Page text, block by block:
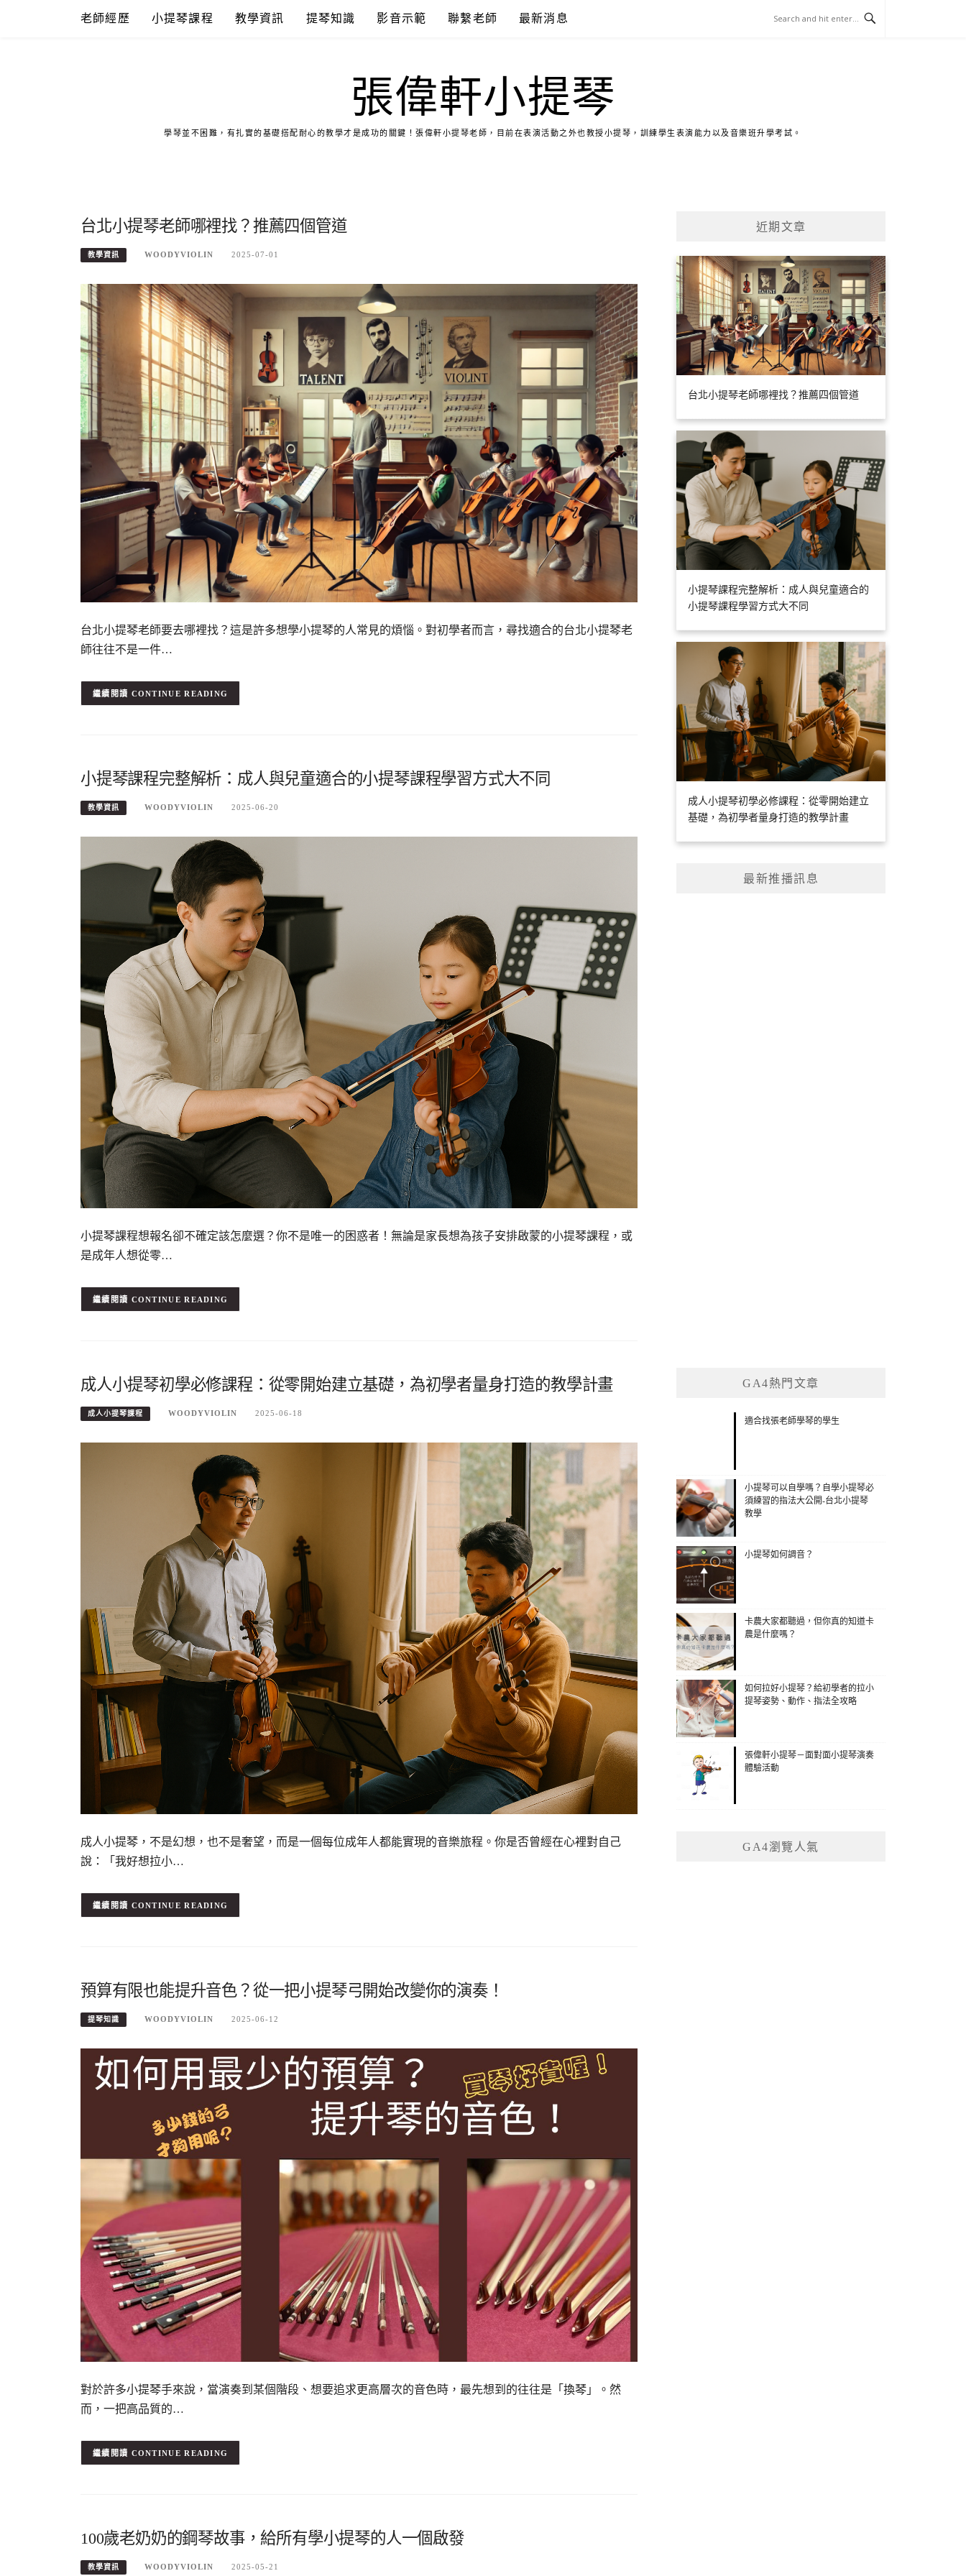
老師經歷 小提琴課程 教學資訊 提琴知識 影音示範 聯繫老師 最新消息
張偉軒小提琴
學琴並不困難，有扎實的基礎搭配耐心的教學才是成功的關鍵！張偉軒小提琴老師，目前在表演活動之外也教授小提琴，訓練學生表演能力以及音樂班升學考試。
台北小提琴老師哪裡找？推薦四個管道
教學資訊 WOODYVIOLIN 2025-07-01
台北小提琴老師要去哪裡找？這是許多想學小提琴的人常見的煩惱。對初學者而言，尋找適合的台北小提琴老
師往往不是一件…
CONTINUE READING
小提琴課程完整解析：成人與兒童適合的小提琴課程學習方式大不同
教學資訊 WOODYVIOLIN 2025-06-20
小提琴課程想報名卻不確定該怎麼選？你不是唯一的困惑者！無論是家長想為孩子安排啟蒙的小提琴課程，或
是成年人想從零…
CONTINUE READING
成人小提琴初學必修課程：從零開始建立基礎，為初學者量身打造的教學計畫
成人小提琴課程 WOODYVIOLIN 2025-06-18
成人小提琴，不是幻想，也不是奢望，而是一個每位成年人都能實現的音樂旅程。你是否曾經在心裡對自己
說：「我好想拉小…
CONTINUE READING
預算有限也能提升音色？從一把小提琴弓開始改變你的演奏！
提琴知識 WOODYVIOLIN 2025-06-12
對於許多小提琴手來說，當演奏到某個階段、想要追求更高層次的音色時，最先想到的往往是「換琴」。然
而，一把高品質的…
CONTINUE READING
100歲老奶奶的鋼琴故事，給所有學小提琴的人一個啟發
教學資訊 WOODYVIOLIN 2025-05-21
近期文章
台北小提琴老師哪裡找？推薦四個管道
小提琴課程完整解析：成人與兒童適合的
小提琴課程學習方式大不同
成人小提琴初學必修課程：從零開始建立
基礎，為初學者量身打造的教學計畫
最新推播訊息
GA4熱門文章
適合找張老師學琴的學生
小提琴可以自學嗎？自學小提琴必
須練習的指法大公開-台北小提琴
教學
小提琴如何調音？
卡農大家都聽過，但你真的知道卡
農是什麼嗎？
如何拉好小提琴？給初學者的拉小
提琴姿勢、動作、指法全攻略
張偉軒小提琴－面對面小提琴演奏
體驗活動
GA4瀏覽人氣